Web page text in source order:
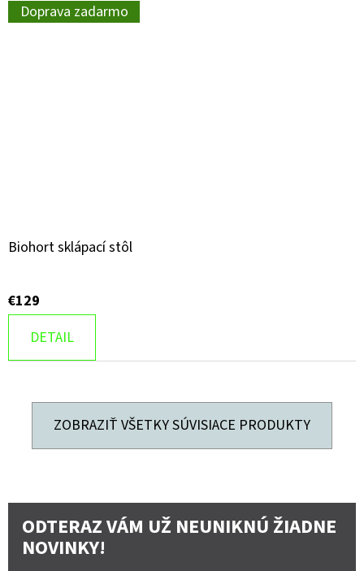
Doprava zadarmo
Biohort sklápací stôl
€129
DETAIL
ZOBRAZIŤ VŠETKY SÚVISIACE PRODUKTY
ODTERAZ VÁM UŽ NEUNIKNÚ ŽIADNE
NOVINKY!